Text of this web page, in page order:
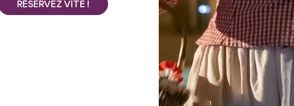
Saint-Emilion y Burdeos
el viticultor
RÉSERVEZ VITE !